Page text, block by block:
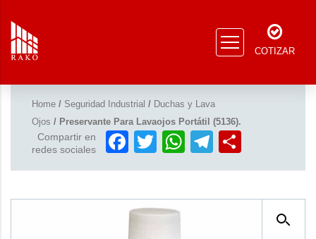
COTIZAR
Home / Seguridad Industrial / Duchas y Lava
Ojos / Preservante Para Lavaojos Portátil (5136).
Compartir en
redes sociales
Facebook
TwitterWhatsApp
Telegram